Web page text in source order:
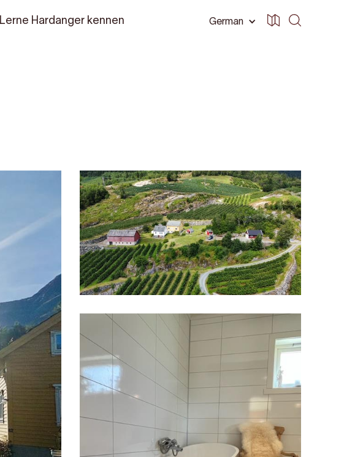
German
Lerne Hardanger kennen